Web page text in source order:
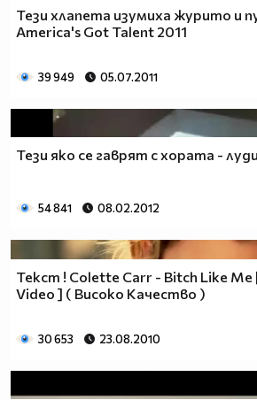
Тези хлапeтa изумиха журито и
America's Got Talent 2011
39 949 05.07.2011
Тези яко се гаврят с хората -
54 841 08.02.2012
Текст ! Colette Carr - Bitch Like
Video ] ( Високо Качество )
30 653 23.08.2010